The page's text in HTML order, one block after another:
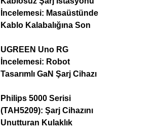
İncelemesi: Masaüstünde
Kablo Kalabalığına Son
UGREEN Uno RG
İncelemesi: Robot
Tasarımlı GaN Şarj Cihazı
Philips 5000 Serisi
(TAH5209): Şarj Cihazını
Unutturan Kulaklık